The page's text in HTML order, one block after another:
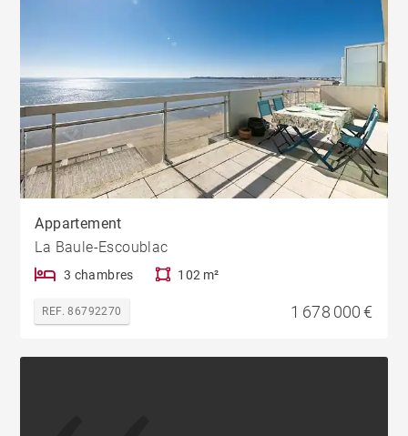
Appartement
La Baule-Escoublac
3 chambres 102 m²
REF. 86792270 1 678 000 €